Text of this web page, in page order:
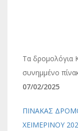
Τα δρομολόγια
συνημμένο
07/02/2025
ΠΙΝΑΚΑΣ
ΧΕΙΜΕΡΙΝΟΥ